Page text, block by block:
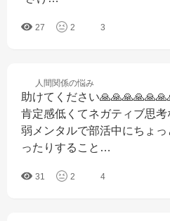
27 2 3
人間関係の悩み
助けてください
肯定感低くてネガティブ思
弱メンタルで部活中にちょ
ったりすること…
31 2 4